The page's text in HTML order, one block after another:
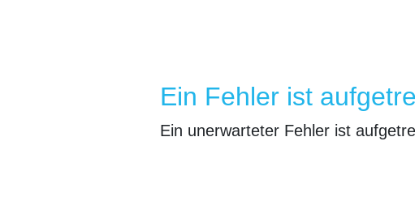
Ein Fehler ist
Ein unerwarteter Fehler ist